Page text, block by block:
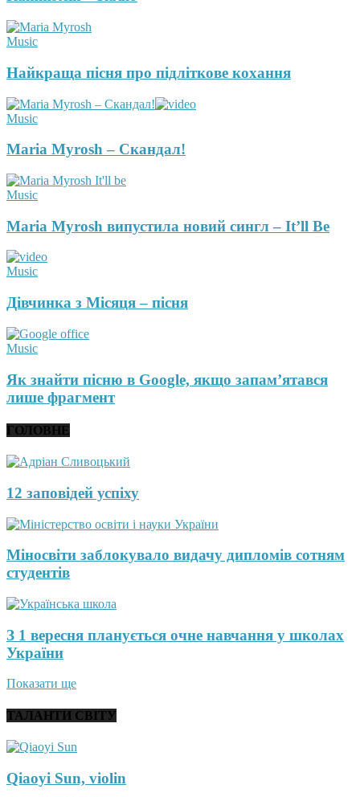
Music
Найкраща пісня про підліткове кохання
Music
Maria Myrosh – Скандал!
Music
Maria Myrosh випустила новий сингл – It’ll Be
Music
Дівчинка з Місяця – пісня
Music
Як знайти пісню в Google, якщо запам’ятався
лише фрагмент
ГОЛОВНЕ
12 заповідей успіху
Міносвіти заблокувало видачу дипломів сотням
студентів
З 1 вересня планується очне навчання у школах
України
Показати ще
ТАЛАНТИ СВІТУ
Qiaoyi Sun, violin